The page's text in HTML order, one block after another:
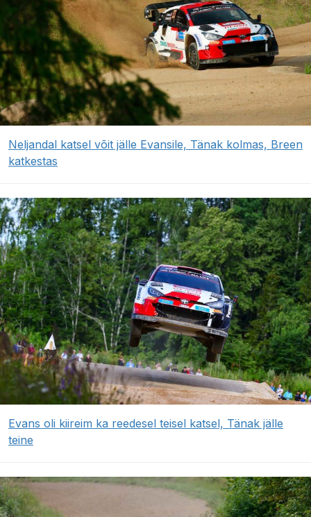
Neljandal katsel võit jälle Evansile, Tänak kolmas, Breen
katkestas
Evans oli kiireim ka reedesel teisel katsel, Tänak jälle
teine